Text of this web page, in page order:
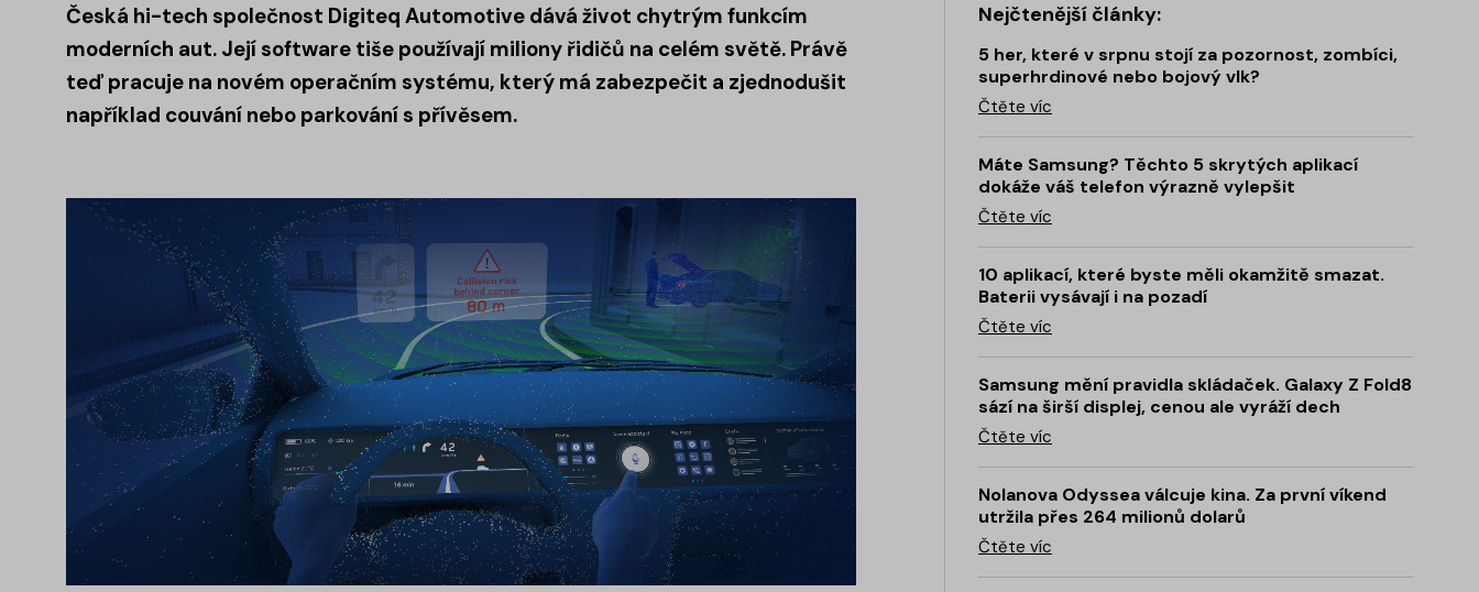
Česká hi-tech společnost Digiteq Automotive dává život chytrým funkcím
moderních aut. Její software tiše používají miliony řidičů na celém světě. Právě
teď pracuje na novém operačním systému, který má zabezpečit a zjednodušit
například couvání nebo parkování s přívěsem.
Nejčtenější články:
5 her, které v srpnu stojí za pozornost, zombíci,
superhrdinové nebo bojový vlk?
Čtěte víc
Máte Samsung? Těchto 5 skrytých aplikací
dokáže váš telefon výrazně vylepšit
Čtěte víc
10 aplikací, které byste měli okamžitě smazat.
Baterii vysávají i na pozadí
Čtěte víc
Samsung mění pravidla skládaček. Galaxy Z Fold8
sází na širší displej, cenou ale vyráží dech
Čtěte víc
Nolanova Odyssea válcuje kina. Za první víkend
utržila přes 264 milionů dolarů
Čtěte víc